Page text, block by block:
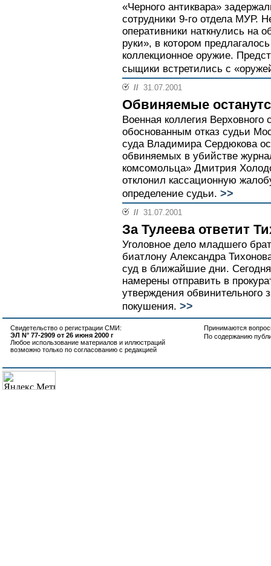
«Черного антиквара»
сотрудники 9-го отдела МУР.
оперативники наткнулись на
руки», в котором
коллекционное оружие.
сыщики встретились с
// 31.07.2001
Обвиняемые
Военная коллегия
обоснованным отказ судьи
суда Владимира Сердюкова
обвиняемых в убийстве
комсомольца» Дмитрия
отклонил кассационную
определение судьи. >>
// 31.07.2001
За Тулеева ответит
Уголовное дело младшего
биатлону Александра
суд в ближайшие дни.
намерены отправить в
утверждения обвинительного
покушения. >>
Свидетельство о регистрации СМИ:
ЭЛ N° 77-2909 от 26 июня 2000 г
Любое использование материалов и иллюстраций
возможно только по согласованию с редакцией
Принимаются
По содержанию